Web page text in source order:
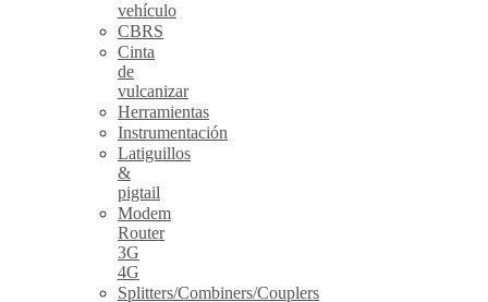
vehículo
CBRS
Cinta
de
vulcanizar
Herramientas
Instrumentación
Latiguillos
&
pigtail
Modem
Router
3G
4G
Splitters/Combiners/Couplers